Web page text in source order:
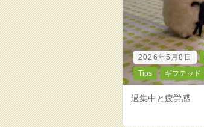
2026年5月8日
Tips
ギフテッド
過集中と疲労感